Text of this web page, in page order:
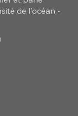
de l'océan -